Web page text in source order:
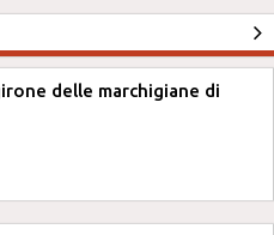
delle marchigiane di